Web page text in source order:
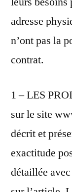
adresse
n’ont pas la
contrat.
1 – LES
sur le site
décrit et
exactitude
détaillée